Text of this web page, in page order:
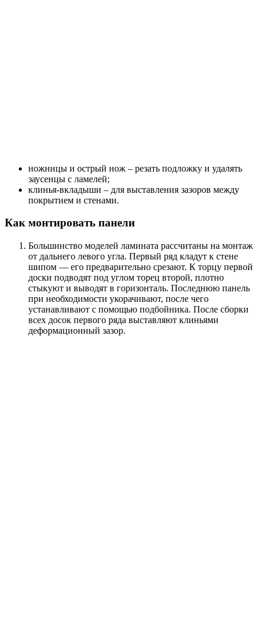
ножницы и острый нож – резать подложку и удалять
заусенцы с ламелей;
клинья-вкладыши – для выставления зазоров между
покрытием и стенами.
Как монтировать панели
Большинство моделей ламината рассчитаны на монтаж
от дальнего левого угла. Первый ряд кладут к стене
шипом — его предварительно срезают. К торцу первой
доски подводят под углом торец второй, плотно
стыкуют и выводят в горизонталь. Последнюю панель
при необходимости укорачивают, после чего
устанавливают с помощью подбойника. После сборки
всех досок первого ряда выставляют клиньями
деформационный зазор.